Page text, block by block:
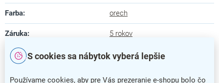
S cookies sa nábytok vyberá lepšie
Používame cookies, aby pre Vás prezeranie e-shopu bolo čo
Farba: orech
Záruka: 5 rokov
Dĺžka: 260 cm